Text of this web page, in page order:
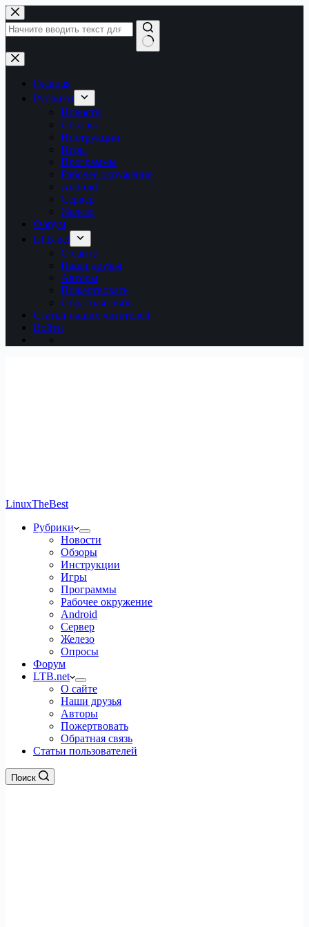
Перейти
к
сути
Ничего
не
найденоГлавная
Рубрики
Новости
Обзоры
Инструкции
Игры
Программы
Рабочее окружение
Android
Сервер
Железо
Форум
LTB.net
О сайте
Наши друзья
Авторы
Пожертвовать
Обратная связь
Статьи наших читателей
Войти
LinuxTheBest
Рубрики
Новости
Обзоры
Инструкции
Игры
Программы
Рабочее окружение
Android
Сервер
Железо
Опросы
Форум
LTB.net
О сайте
Наши друзья
Авторы
Пожертвовать
Обратная связь
Статьи пользователей
Поиск